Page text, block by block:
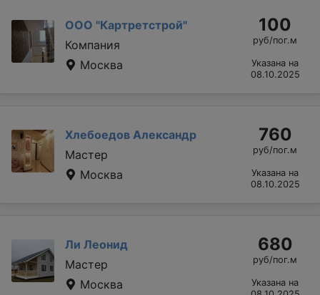
ООО "Картретстрой"
Компания
Москва
100
руб/пог.м
Указана на
08.10.2025
Хлебоедов Александр
Мастер
Москва
760
руб/пог.м
Указана на
08.10.2025
Ли Леонид
Мастер
Москва
680
руб/пог.м
Указана на